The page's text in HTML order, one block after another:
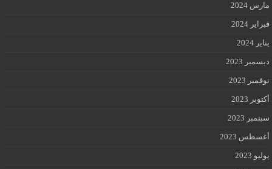
مارس 2024
فبراير 2024
يناير 2024
ديسمبر 2023
نوفمبر 2023
أكتوبر 2023
سبتمبر 2023
أغسطس 2023
يوليو 2023